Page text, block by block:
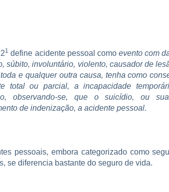
1 define acidente pessoal como evento com
súbito, involuntário, violento, causador de
e qualquer outra causa, tenha como
total ou parcial, a incapacidade
observando-se, que o suicídio, ou
de indenização, a acidente pessoal.
pessoais, embora categorizado como
se diferencia bastante do seguro de vida.